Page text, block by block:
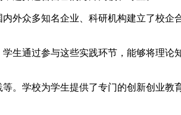
外众多知名企业、科研机构建立了校企
生通过参与这些实践环节，能够将理论
。学校为学生提供了专门的创新创业教